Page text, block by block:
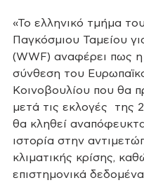
«Το ελληνικό τμήμα του
Παγκόσμιου Ταμείου
(WWF) αναφέρει πως η
σύνθεση του
Κοινοβουλίου που θα
μετά τις εκλογές  της
θα κληθεί
ιστορία στην
κλιματικής κρίσης,
επιστημονικά